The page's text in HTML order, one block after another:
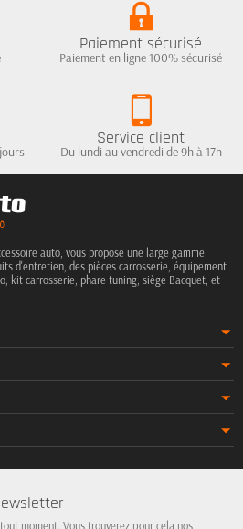
Paiement sécurisé
Paiement en ligne 100% sécurisé
Service client
Du lundi au vendredi de 9h à 17h
auto, vous propose une large gamme
d'entretien, des pièces carrosserie, équipement
kit carrosserie, phare tuning, siège Bacquet, et
moment. Vous trouverez pour cela nos